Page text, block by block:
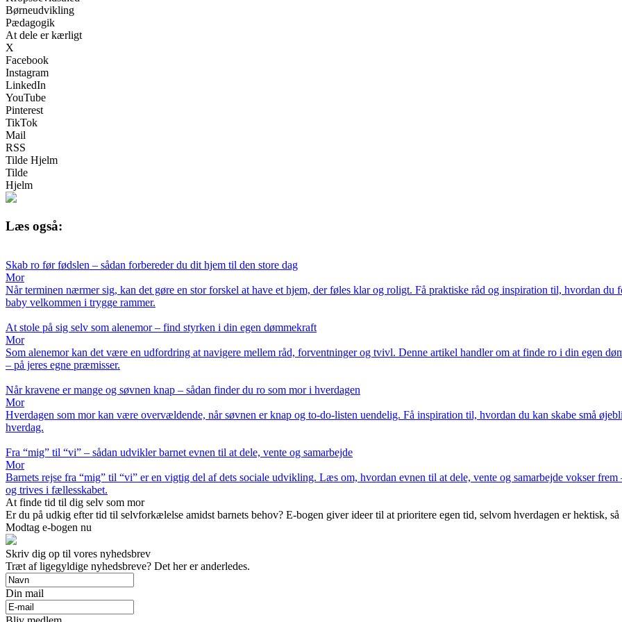
Børneudvikling
Pædagogik
At dele er kærligt
X
Facebook
Instagram
LinkedIn
YouTube
Pinterest
TikTok
Mail
RSS
Tilde Hjelm
Tilde
Hjelm
Læs også:
Skab ro før fødslen – sådan forbereder du dit hjem til den store dag
Mor
Når terminen nærmer sig, kan det gøre en stor forskel at have et hjem, der føles klar og roligt. Få praktiske råd og inspiration til, hvordan du
baby velkommen i trygge rammer.
At stole på sig selv som alenemor – find styrken i din egen dømmekraft
Mor
Som alenemor kan det være en udfordring at navigere mellem råd, forventninger og tvivl. Denne artikel handler om at finde ro i din egen
– på jeres egne præmisser.
Når kravene er mange og søvnen knap – sådan finder du ro som mor i hverdagen
Mor
Hverdagen som mor kan være overvældende, når søvnen er knap og to-do-listen uendelig. Få inspiration til, hvordan du kan skabe små
hverdag.
Fra “mig” til “vi” – sådan udvikler barnet evnen til at dele, vente og samarbejde
Mor
Barnets rejse fra “mig” til “vi” er en vigtig del af dets sociale udvikling. Læs om, hvordan evnen til at dele, vente og samarbejde vokser
og trives i fællesskabet.
At finde tid til dig selv som mor
Er du på udkig efter tid til selvforkælelse amidst barnets behov? E-bogen giver ideer til at prioritere egen tid, selvom hverdagen er hektisk,
Modtag e-bogen nu
Skriv dig op til vores nyhedsbrev
Træt af ligegyldige nyhedsbreve? Det her er anderledes.
Din mail